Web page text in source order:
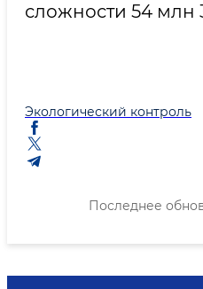
сложности 54 млн
Экологический контроль
Последнее